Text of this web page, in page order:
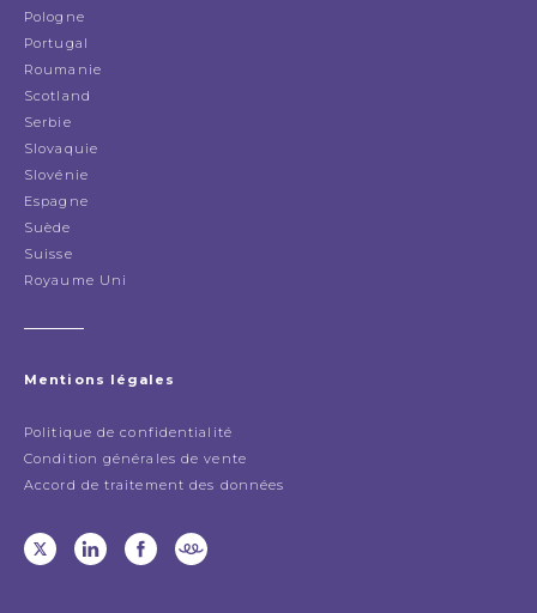
Pologne
Portugal
Roumanie
Scotland
Serbie
Slovaquie
Slovénie
Espagne
Suède
Suisse
Royaume Uni
Mentions légales
Politique de confidentialité
Condition générales de vente
Accord de traitement des données